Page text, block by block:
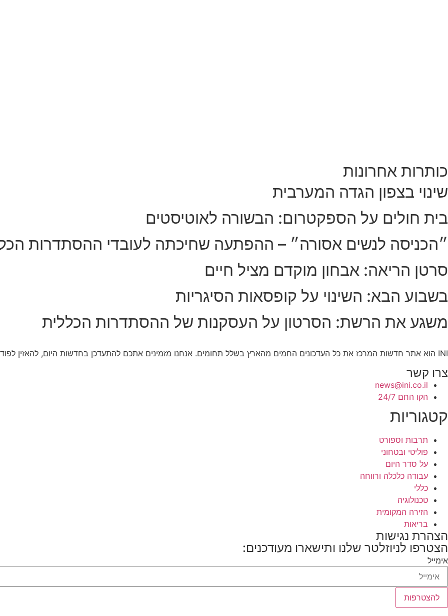
כותרות אחרונות
שינוי בצפון הגדה המערבית
בית חולים על הספקטרום: הבשורה לאוטיסטים
״הכניסה לנשים אסורה״ – ההפתעה שחיכתה לעובדי ההסתדרות
סרטן הריאה: אבחון מוקדם מציל חיים
בשבוע הבא: השינוי על קופסאות הסיגריות
משגע את הרשת: הסרטון על העסקנות של ההסתדרות הכללית
INI הוא אתר חדשות המרכז את כל העדכונים החמים מהארץ בשלל תחומים. אנחנו מזמינים אתכם להתעדכן בחדשות היום, להאזין לפודקאסטים, ולקרוא מאמרי דעה.
צרו קשר
news@ini.co.il
הקו החם 24/7
קטגוריות
תרבות וספורט
פוליטי ובטחוני
על סדר היום
עבודה כלכלה ורווחה
כללי
טכנולוגיה
הזירה המקומית
בריאות
הצהרת נגישות
הצטרפו לניוזלטר שלנו ותישארו מעודכנים:
אימייל
להצטרפות